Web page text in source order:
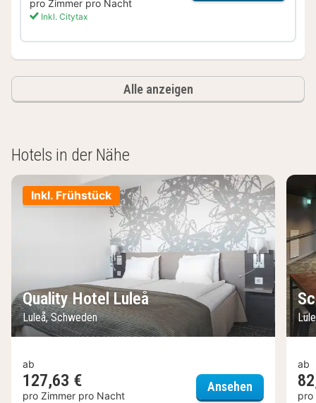
pro Zimmer pro Nacht
Inkl. Citytax
Alle anzeigen
Hotels in der Nähe
Inkl. Frühstück
Quality Hotel Luleå
Luleå, Schweden
ab
127,63 €
pro Zimmer pro Nacht
Ansehen Quality
ab
pro